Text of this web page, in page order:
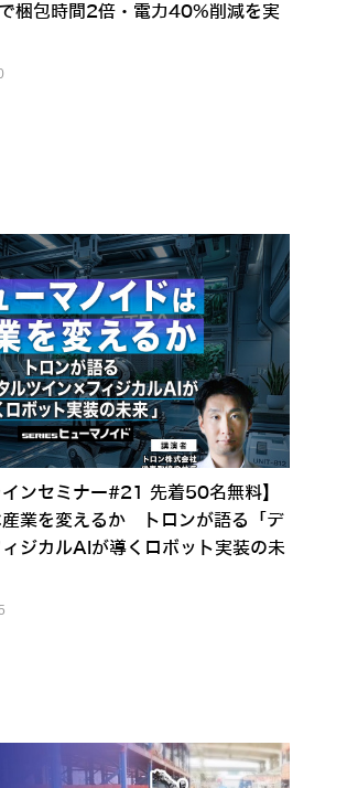
梱包時間2倍・電力40%削減を実
ンセミナー#21 先着50名無料】
産業を変えるか トロンが語る「デ
ジカルAIが導くロボット実装の未